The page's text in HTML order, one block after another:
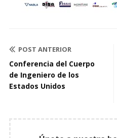
POST ANTERIOR
Conferencia del Cuerpo
de Ingeniero de los
Estados Unidos